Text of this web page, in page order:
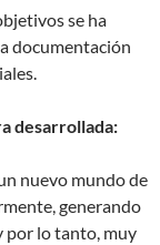
se ha
documentación
desarrollada:
nuevo mundo de
generando
por lo tanto, muy